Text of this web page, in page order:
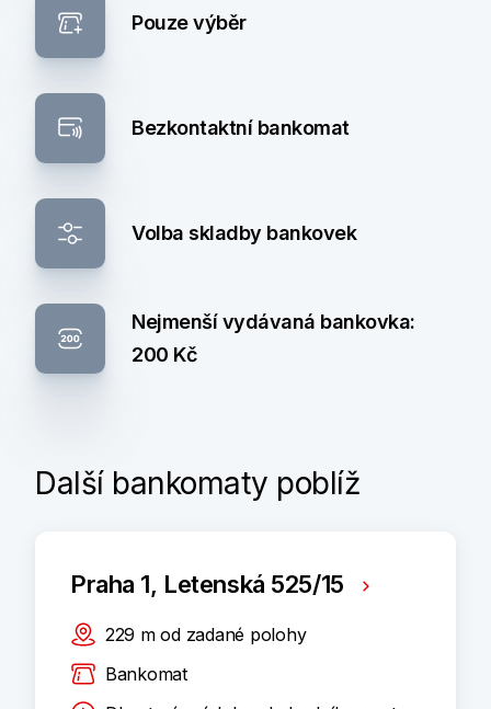
Pouze výběr
Bezkontaktní bankomat
Volba skladby bankovek
Nejmenší vydávaná bankovka:
200 Kč
Další bankomaty poblíž
Praha 1, Letenská 525/15
229 m od zadané polohy
Bankomat